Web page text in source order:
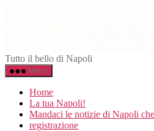
Napoli.in
Tutto il bello di Napoli
Menu
Home
La tua Napoli!
Mandaci le notizie di Napoli
registrazione